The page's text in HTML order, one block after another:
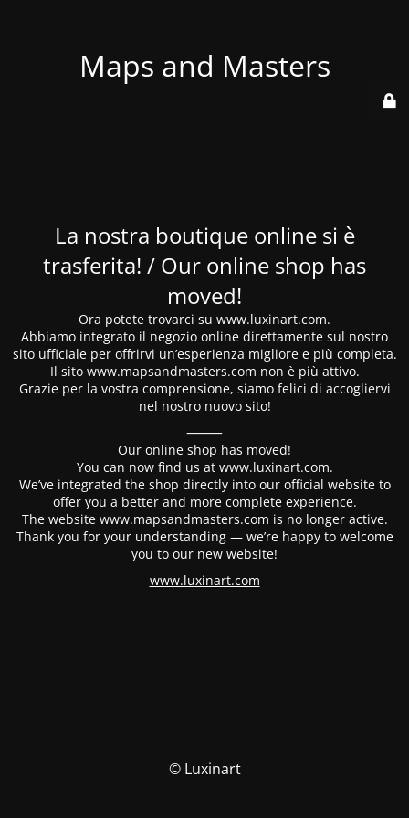
Maps and Masters
La nostra boutique online si è
trasferita! / Our online shop has
moved!
Ora potete trovarci su www.luxinart.com.
Abbiamo integrato il negozio online direttamente sul nostro
sito ufficiale per offrirvi un’esperienza migliore e più completa.
Il sito www.mapsandmasters.com non è più attivo.
Grazie per la vostra comprensione, siamo felici di accogliervi
nel nostro nuovo sito!
⸻
Our online shop has moved!
You can now find us at www.luxinart.com.
We’ve integrated the shop directly into our official website to
offer you a better and more complete experience.
The website www.mapsandmasters.com is no longer active.
Thank you for your understanding — we’re happy to welcome
you to our new website!
www.luxinart.com
© Luxinart